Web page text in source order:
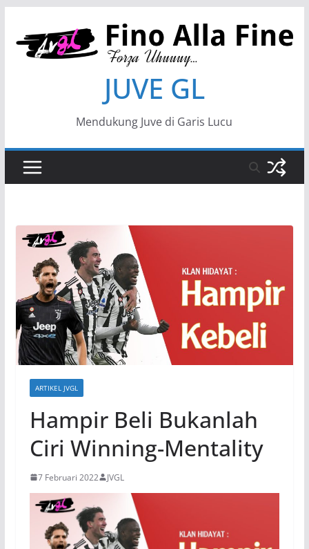
JUVE GL
Mendukung Juve di Garis Lucu
ARTIKEL JVGL
Hampir Beli Bukanlah
Ciri Winning-Mentality
7 Februari 2022 JVGL